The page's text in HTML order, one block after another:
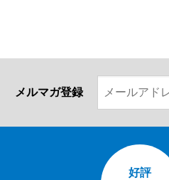
メルマガ登録
好評